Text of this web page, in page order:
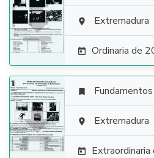
  Extremadura
 Ordinaria de


 Extremadura
